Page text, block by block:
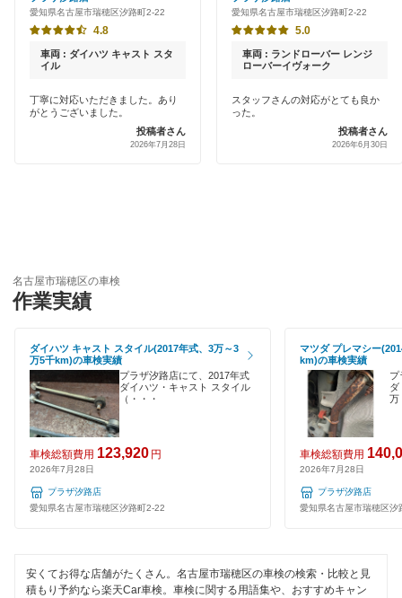
名古屋市中区
名古屋市中村区
名古屋市西区
名古屋市名東区
名古屋市
新車初回割りあり
早割りあり
ハイブリッド車OK
EV車OK
120分以内の車検
1日車検
夜間受付
整備保証
1級整備士在籍
閉じる
オートバックス
JOYCAL（ジョイカル）
出光リテール車検
GTNET×カフェ車検
上原B-cle車検
ウルトラ車検
ホリデー車検
マッハ車検
出光興産「らくらく安心車検」
グッドスピード車検
愛知県名古屋市瑞穂区汐路町2-22
4.8
車両 : ダイハツ キャスト スタ
イル
丁寧に対応いただきました。あり
がとうございました。
投稿者さん
2026年7月28日
愛知県名古屋市瑞穂区汐路町2-22
5.0
車両 : ランドローバー レンジ
ローバーイヴォーク
スタッフさんの対応がとても良か
った。
投稿者さん
2026年6月30日
名古屋市瑞穂区の車検
作業実績
ダイハツ キャスト スタイル(2017年式、3万～3
万5千km)の車検実績
プラザ汐路店にて、2017年式
ダイハツ・キャスト スタイル
（・・・
車検総額費用 123,920 円
2026年7月28日
プラザ汐路店
愛知県名古屋市瑞穂区汐路町2-22
マツダ プレマシー
km)の車検実績
プ
ダ
万
車検総額費用
2026年7月28日
プラザ汐路店
愛知県名古屋市瑞穂区汐
安くてお得な店舗がたくさん。名古屋市瑞穂区の車検の検索・比較と見
積もり予約なら楽天Car車検。車検に関する用語集や、おすすめキャン